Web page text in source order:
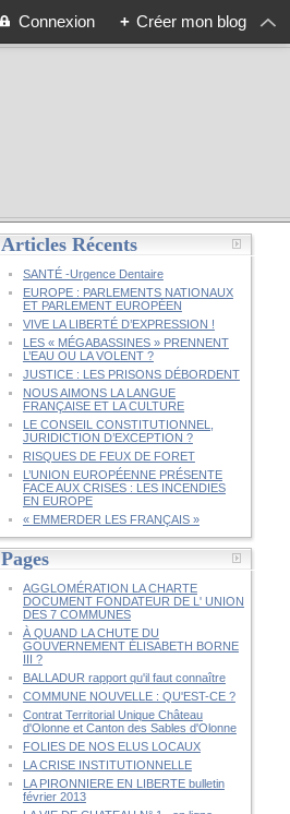
Connexion + Créer mon blog
Articles Récents
SANTÉ -Urgence Dentaire
EUROPE : PARLEMENTS NATIONAUX
ET PARLEMENT EUROPÉEN
VIVE LA LIBERTÉ D’EXPRESSION !
LES « MÉGABASSINES » PRENNENT
L’EAU OU LA VOLENT ?
JUSTICE : LES PRISONS DÉBORDENT
NOUS AIMONS LA LANGUE
FRANÇAISE ET LA CULTURE
LE CONSEIL CONSTITUTIONNEL,
JURIDICTION D’EXCEPTION ?
RISQUES DE FEUX DE FORET
L’UNION EUROPÉENNE PRÉSENTE
FACE AUX CRISES : LES INCENDIES
EN EUROPE
« EMMERDER LES FRANÇAIS »
Pages
AGGLOMÉRATION LA CHARTE
DOCUMENT FONDATEUR DE L' UNION
DES 7 COMMUNES
À QUAND LA CHUTE DU
GOUVERNEMENT ÉLISABETH BORNE
III ?
BALLADUR rapport qu'il faut connaître
COMMUNE NOUVELLE : QU'EST-CE ?
Contrat Territorial Unique Château
d'Olonne et Canton des Sables d'Olonne
FOLIES DE NOS ELUS LOCAUX
LA CRISE INSTITUTIONNELLE
LA PIRONNIERE EN LIBERTE bulletin
février 2013